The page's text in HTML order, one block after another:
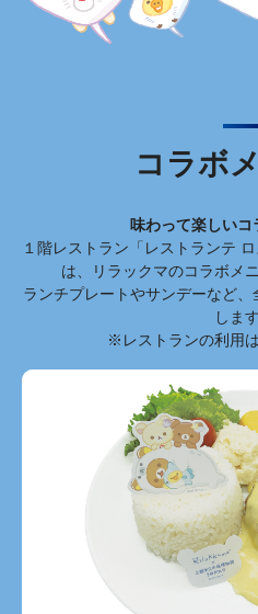
コラボ
味わって楽しいコ
１階レストラン「レストランテ
は、リラックマのコラボメ
ランチプレートやサンデーなど
します
※レストランの利用